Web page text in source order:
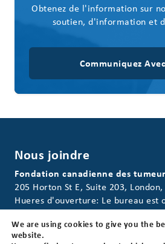
Obtenez de l'information sur
soutien, d'information et
Communiquez
Nous joindre
Fondation canadienne des
205 Horton St E, Suite 203,
Hueres d'ouverture: Le bureau est
vendredi de 8h30 à 16h30 (HNE)
Sans frais:
We are using cookies to give you the
website.